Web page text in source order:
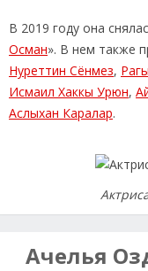
В 2019 году она
Осман». В нем также
Нуреттин Сёнмез,
Исмаил Хаккы Урюн,
Аслыхан Каралар.
Ачелья